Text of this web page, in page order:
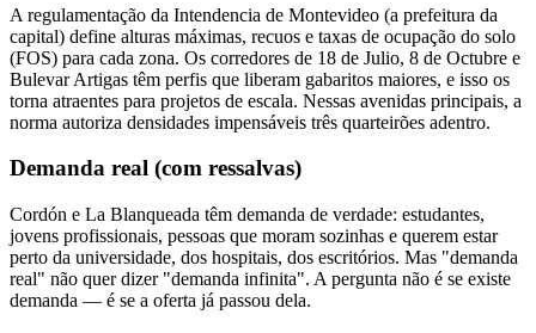
A regulamentação da Intendencia de Montevideo (a prefeitura da
capital) define alturas máximas, recuos e taxas de ocupação do solo
(FOS) para cada zona. Os corredores de 18 de Julio, 8 de Octubre e
Bulevar Artigas têm perfis que liberam gabaritos maiores, e isso os
torna atraentes para projetos de escala. Nessas avenidas principais, a
norma autoriza densidades impensáveis três quarteirões adentro.
Demanda real (com ressalvas)
Cordón e La Blanqueada têm demanda de verdade: estudantes,
jovens profissionais, pessoas que moram sozinhas e querem estar
perto da universidade, dos hospitais, dos escritórios. Mas "demanda
real" não quer dizer "demanda infinita". A pergunta não é se existe
demanda — é se a oferta já passou dela.